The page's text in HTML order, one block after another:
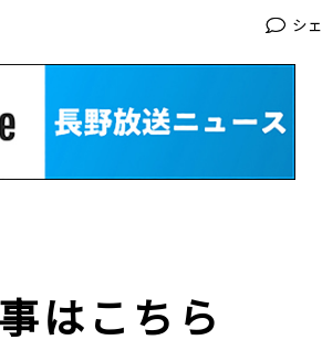
シ
はこちら